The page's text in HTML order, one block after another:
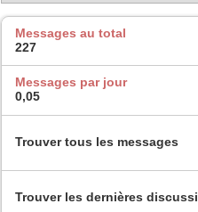
Messages au total
227
Messages par jour
0,05
Trouver tous les messages
Trouver les dernières